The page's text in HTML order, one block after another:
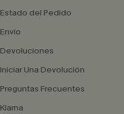
Estado del Pedido
Envío
Devoluciones
Iniciar Una Devolución
Preguntas Frecuentes
Klarna